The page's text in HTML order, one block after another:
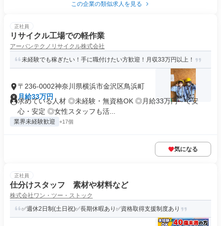
この企業の類似求人を見る
正社員
リサイクル工場での軽作業
アーバンテクノリサイクル株式会社
未経験でも稼ぎたい！手に職付けたい方歓迎！月収33万円以上！
〒236-0002神奈川県横浜市金沢区鳥浜町
月給33万円
求めている人材 ◎未経験・無資格OK ◎月給33万円～で安
心・安定 ◎女性スタッフも活...
業界未経験歓迎 +17個
気になる
正社員
仕分けスタッフ 素材や材料など
株式会社ワン・ツー・ストック
✅週休2日制(土日祝)✅長期休暇あり✅資格取得支援制度あり